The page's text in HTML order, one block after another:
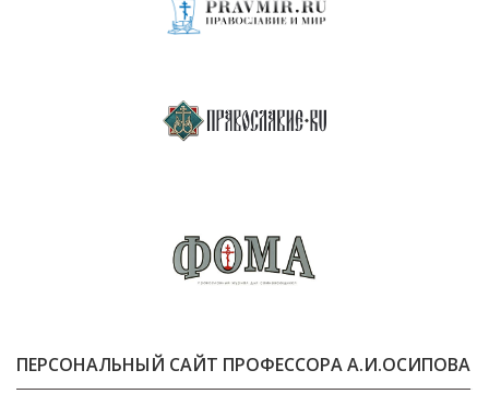
ПЕРСОНАЛЬНЫЙ САЙТ ПРОФЕССОРА А.И.ОСИПОВА